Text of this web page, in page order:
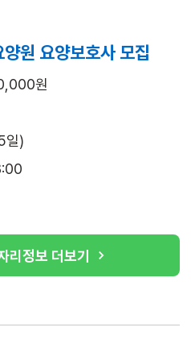
원 요양보호사 모집
원
일)
리정보 더보기